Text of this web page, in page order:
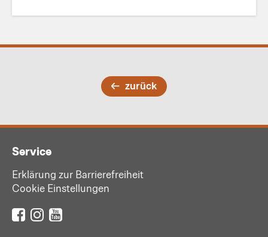
zurück
Service
Erklärung zur Barrierefreiheit
Cookie Einstellungen